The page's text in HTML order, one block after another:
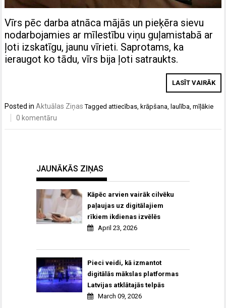
Vīrs pēc darba atnāca mājās un pieķēra sievu
nodarbojamies ar mīlestību viņu guļamistabā ar
ļoti izskatīgu, jaunu vīrieti. Saprotams, ka
ieraugot ko tādu, vīrs bija ļoti satraukts.
LASĪT VAIRĀK
Posted inAktuālas Ziņas Taggedattiecības krāpšana laulība ,mīļākie
0 komentāru
JAUNĀKĀS ZIŅAS
Kāpēc arvien vairāk cilvēku
paļaujas uz digitālajiem
rīkiem ikdienas izvēlēs
April 23, 2026
Pieci veidi, kā izmantot
digitālās mākslas platformas
Latvijas atklātajās telpās
March 09, 2026